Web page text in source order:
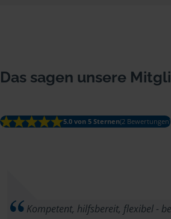
Das sagen unsere
5.0 von 5 Sternen(2 Bewertungen)
Kompetent, hilfsbereit, flexibel -